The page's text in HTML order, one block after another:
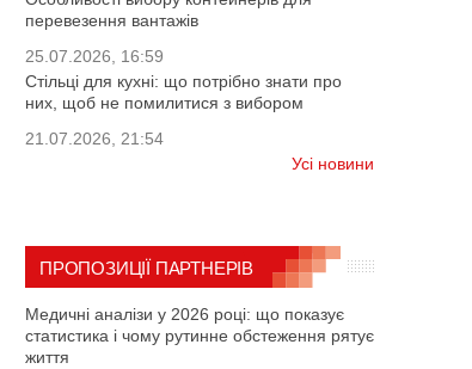
перевезення вантажів
25.07.2026, 16:59
Стільці для кухні: що потрібно знати про
них, щоб не помилитися з вибором
21.07.2026, 21:54
Усі новини
ПРОПОЗИЦІЇ ПАРТНЕРІВ
Медичні аналізи у 2026 році: що показує
статистика і чому рутинне обстеження рятує
життя